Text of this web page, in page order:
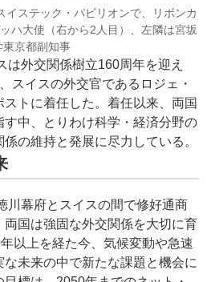
イステック・パビリオンで、リボンカ
ハ大使（右から2人目）、左隣は宮坂
東京都副知事
外交関係樹立160周年を迎え
スイスの外交官であるロジェ・
ストに着任した。着任以来、両国
中、とりわけ科学・経済分野の
の維持と発展に尽力している。
幕府とスイスの間で修好通商
国は強固な外交関係を大切に育
以上を経た今、気候変動や急速
未来の中で新たな課題と機会に